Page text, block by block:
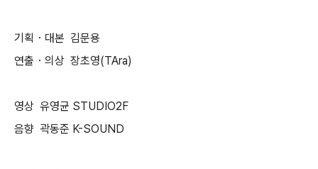
기획・대본 김문용
연출・의상 장초영(TAra)
영상 유영균 STUDIO2F
음향 곽동준 K-SOUND